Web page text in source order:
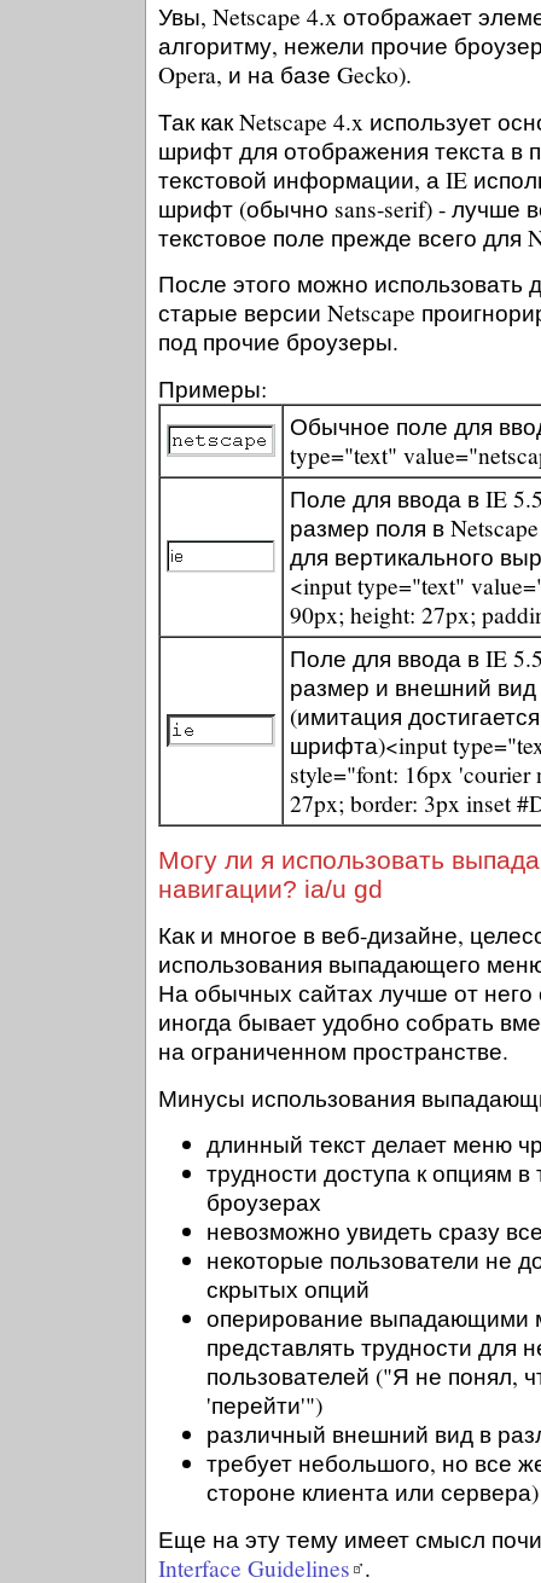
Увы, Netscape 4.x отображает
алгоритму, нежели прочие
Opera, и на базе Gecko).
Так как Netscape 4.x использует
шрифт для отображения текста в
текстовой информации, а IE
шрифт (обычно sans-serif) - лучше
текстовое поле прежде всего для
После этого можно использовать
старые версии Netscape
под прочие броузеры.
Примеры:
Обычное поле для
type="text"
Поле для ввода в IE
размер поля в
для вертикального
<input type="text"
90px; height: 27px;
Поле для ввода в IE
размер и внешний вид
(имитация
шрифта)<input
style="font: 16px
27px; border: 3px inset
Могу ли я использовать
навигации? ia/u gd
Как и многое в веб-дизайне,
использования выпадающего
На обычных сайтах лучше от него
иногда бывает удобно собрать
на ограниченном пространстве.
Минусы использования
длинный текст делает меню
трудности доступа к опциям
броузерах
невозможно увидеть сразу
некоторые пользователи не
скрытых опций
оперирование выпадающими
представлять трудности для
пользователей ("Я не понял,
'перейти'")
различный внешний вид в
требует небольшого, но все
стороне клиента или сервера)
Еще на эту тему имеет смысл
Interface Guidelines .